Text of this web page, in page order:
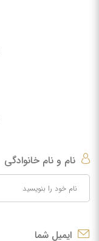
نام و نام خانوادگی
ایمیل شما